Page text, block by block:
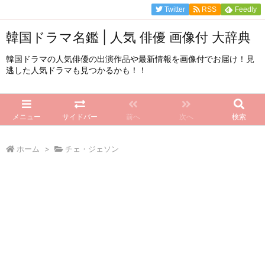
韓国ドラマ名鑑 | 人気 俳優 画像付 大辞典
韓国ドラマの人気俳優の出演作品や最新情報を画像付でお届け！見
逃した人気ドラマも見つかるかも！！
メニュー サイドバー 前へ 次へ 検索
Twitter RSS Feedly
ホーム > チェ・ジェソン